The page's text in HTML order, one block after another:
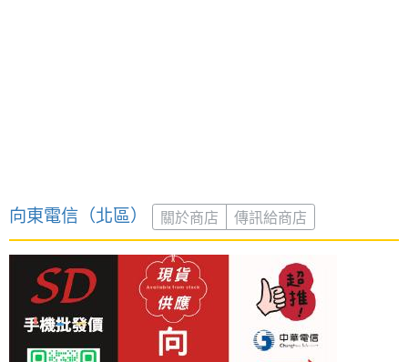
向東電信（北區） 關於商店 傳訊給商店